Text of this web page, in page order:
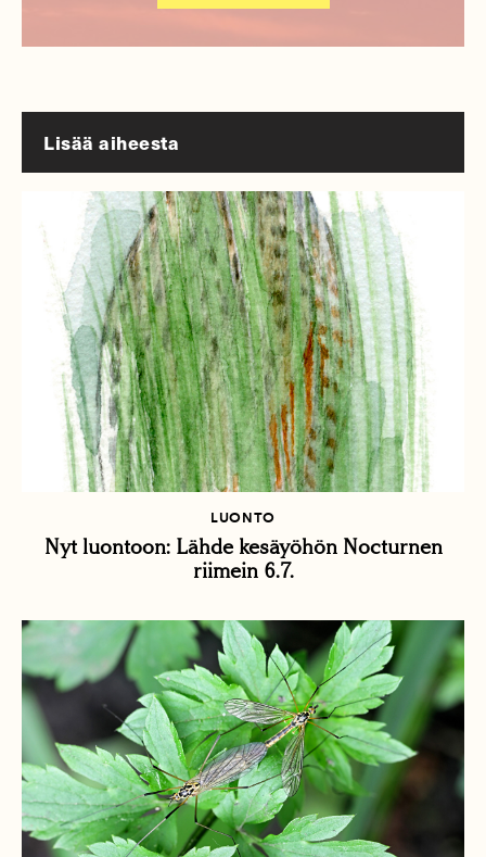
Lisää aiheesta
LUONTO
Nyt luontoon: Lähde kesäyöhön Nocturnen
riimein 6.7.